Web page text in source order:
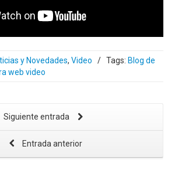
y Novedades, Video / Tags: Blog de
web video
Siguiente entrada
Entrada anterior